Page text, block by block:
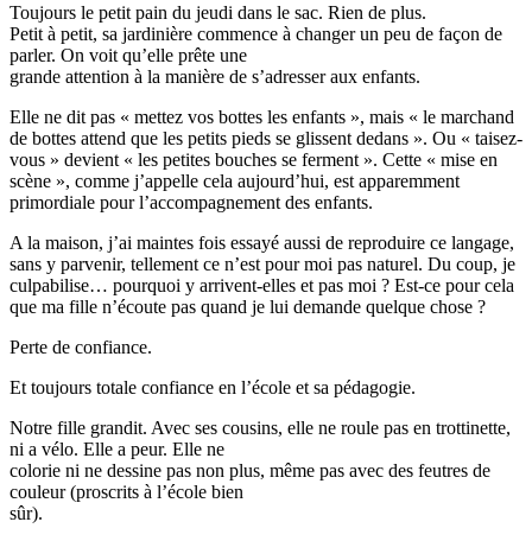
Toujours le petit pain du jeudi dans le sac. Rien de plus.
Petit à petit, sa jardinière commence à changer un peu de façon de
parler. On voit qu’elle prête une
grande attention à la manière de s’adresser aux enfants.
Elle ne dit pas « mettez vos bottes les enfants », mais « le marchand
de bottes attend que les petits pieds se glissent dedans ». Ou « taisez-
vous » devient « les petites bouches se ferment ». Cette « mise en
scène », comme j’appelle cela aujourd’hui, est apparemment
primordiale pour l’accompagnement des enfants.
A la maison, j’ai maintes fois essayé aussi de reproduire ce langage,
sans y parvenir, tellement ce n’est pour moi pas naturel. Du coup, je
culpabilise… pourquoi y arrivent-elles et pas moi ? Est-ce pour cela
que ma fille n’écoute pas quand je lui demande quelque chose ?
Perte de confiance.
Et toujours totale confiance en l’école et sa pédagogie.
Notre fille grandit. Avec ses cousins, elle ne roule pas en trottinette,
ni a vélo. Elle a peur. Elle ne
colorie ni ne dessine pas non plus, même pas avec des feutres de
couleur (proscrits à l’école bien
sûr).